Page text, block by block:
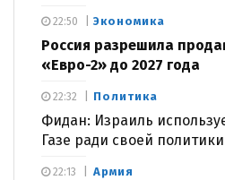
Экономика
Россия разрешила
«Евро-2» до 2027 года
22:50
Политика
Фидан: Израиль
Газе ради своей политики
22:32
Армия
22:13